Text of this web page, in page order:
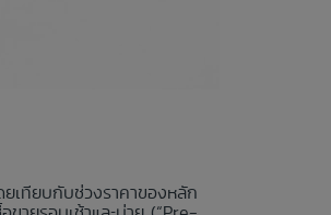
เทียบกับช่วงราคาของหลัก